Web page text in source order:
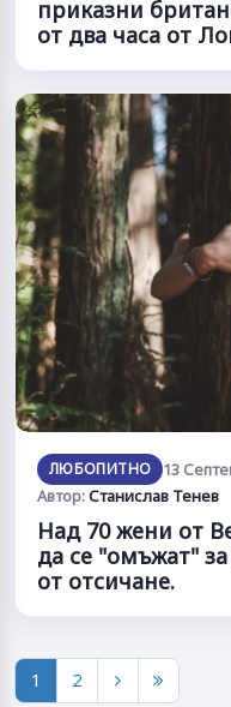
приказни
от два часа от
ЛЮБОПИТНО
13
Автор:Станислав Тенев
Над 70 жени от
да се "омъжат"
от отсичане.
1 2